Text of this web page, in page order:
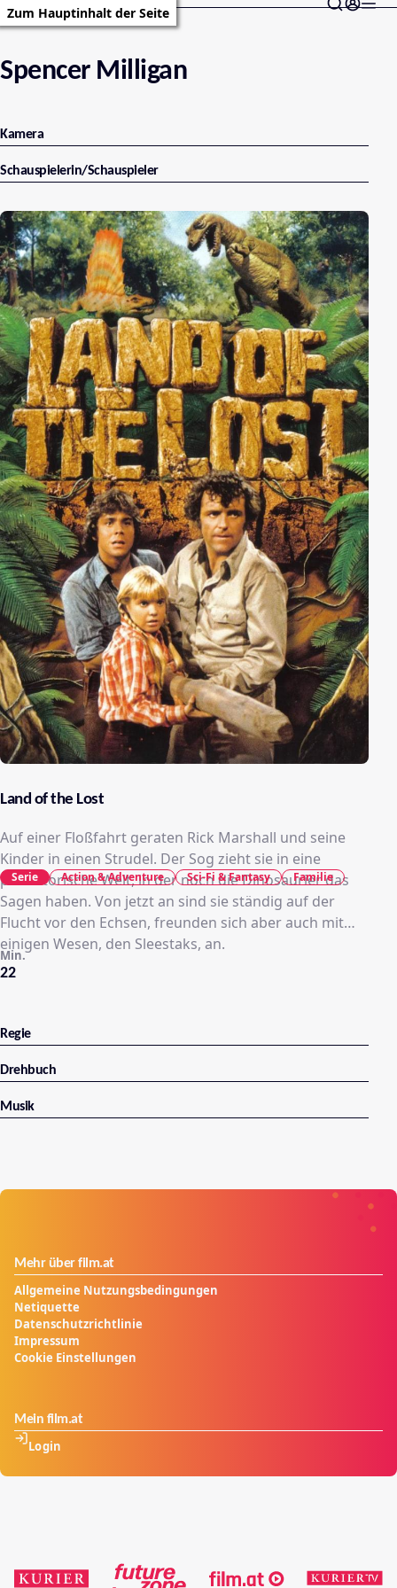
Zum Hauptinhalt der Seite
Spencer Milligan
Kamera
Schauspielerin/Schauspieler
Land of the Lost
Auf einer Floßfahrt geraten Rick Marshall und seine
Kinder in einen Strudel. Der Sog zieht sie in eine
prähistorische Welt, in der noch die Dinosaurier das
Sagen haben. Von jetzt an sind sie ständig auf der
Flucht vor den Echsen, freunden sich aber auch mit
einigen Wesen, den Sleestaks, an.
22
Min.
Serie Action & Adventure Sci-Fi & Fantasy Familie
Regie
Drehbuch
Musik
Mehr über film.at
Allgemeine Nutzungsbedingungen
Netiquette
Datenschutzrichtlinie
Impressum
Cookie Einstellungen
Mein film.at
Login